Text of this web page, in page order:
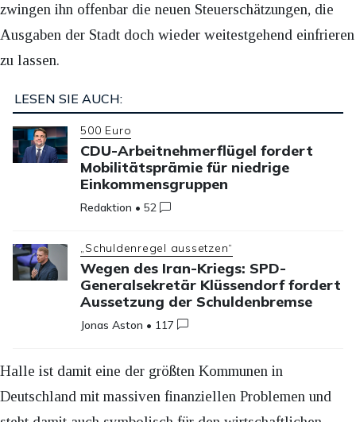
zwingen ihn offenbar die neuen Steuerschätzungen, die
Ausgaben der Stadt doch wieder weitestgehend einfrieren
zu lassen.
LESEN SIE AUCH:
500 Euro
CDU-Arbeitnehmerflügel fordert
Mobilitätsprämie für niedrige
Einkommensgruppen
Redaktion •52
„Schuldenregel aussetzen“
Wegen des Iran-Kriegs: SPD-
Generalsekretär Klüssendorf fordert
Aussetzung der Schuldenbremse
Jonas Aston • 117
Halle ist damit eine der größten Kommunen in
Deutschland mit massiven finanziellen Problemen und